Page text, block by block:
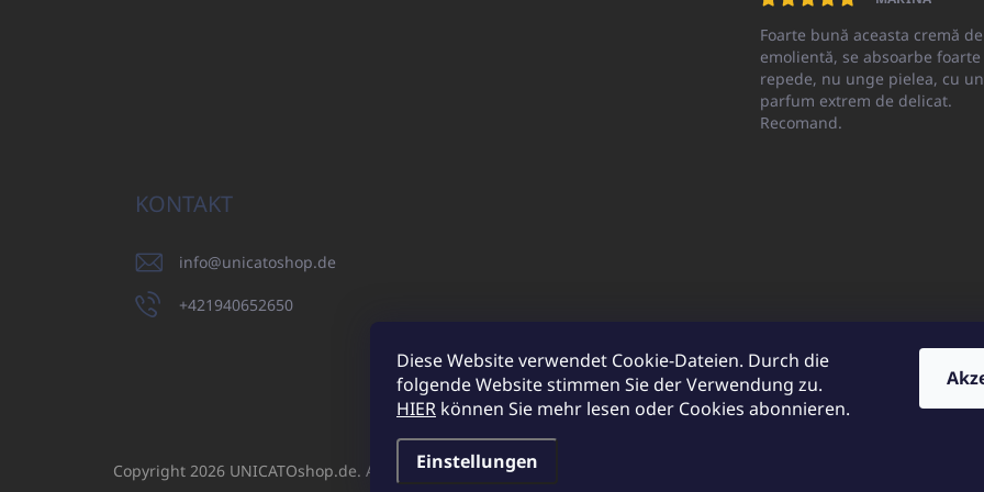
Diese Website verwendet Cookie-Dateien. Durch die
folgende Website stimmen Sie der Verwendung zu.
HIER können Sie mehr lesen oder Cookies abonnieren.
Einstellungen
Foarte bună aceasta cremă
emolientă, se absoarbe foarte
repede, nu unge pielea, cu un
parfum extrem de delicat.
Recomand.
KONTAKT
info@unicatoshop.de
+421940652650
UNICATO.sk UNICATOshop.cz UNICATO.at UNICATO.hu
Copyright 2026 UNICATOshop.de. Alle Rechte vorbehalten.